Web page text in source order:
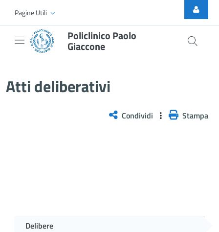
Skip to Main Content
Pagine Utili
Policlinico Paolo
Giaccone
Atti deliberativi
Condividi Stampa
Delibere